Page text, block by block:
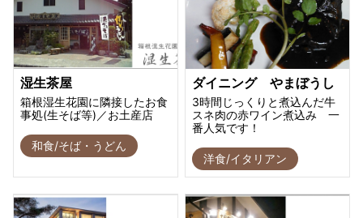
湿生茶屋
箱根湿生花園に隣接したお食
事処(生そば等)／お土産店
和食/そば・うどん
ダイニング やまぼうし
3時間じっくりと煮込んだ牛
スネ肉の赤ワイン煮込み 一
番人気です！
洋食/イタリアン